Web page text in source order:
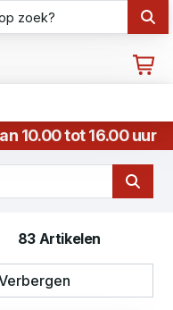
10.00 tot 16.00 uur
83 Artikelen